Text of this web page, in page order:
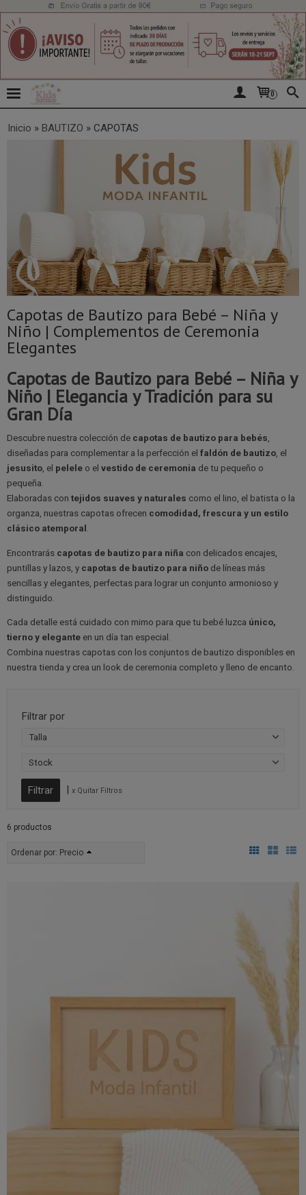
0
Inicio » BAUTIZO » CAPOTAS
Capotas de Bautizo para Bebé – Niña y
Niño | Complementos de Ceremonia
Elegantes
Capotas de Bautizo para Bebé – Niña y
Niño | Elegancia y Tradición para su
Gran Día
Descubre nuestra colección de capotas de bautizo para bebés,
diseñadas para complementar a la perfección el faldón de bautizo, el
jesusito, el pelele o el vestido de ceremonia de tu pequeño o
pequeña.
Elaboradas con tejidos suaves y naturales como el lino, el batista o la
organza, nuestras capotas ofrecen comodidad, frescura y un estilo
clásico atemporal.
Encontrarás capotas de bautizo para niña con delicados encajes,
puntillas y lazos, y capotas de bautizo para niño de líneas más
sencillas y elegantes, perfectas para lograr un conjunto armonioso y
distinguido.
Cada detalle está cuidado con mimo para que tu bebé luzca único,
tierno y elegante en un día tan especial.
Combina nuestras capotas con los conjuntos de bautizo disponibles en
nuestra tienda y crea un look de ceremonia completo y lleno de encanto.
Filtrar por
Talla
Stock
| x Quitar Filtros
6 productos
Ordenar por: Precio